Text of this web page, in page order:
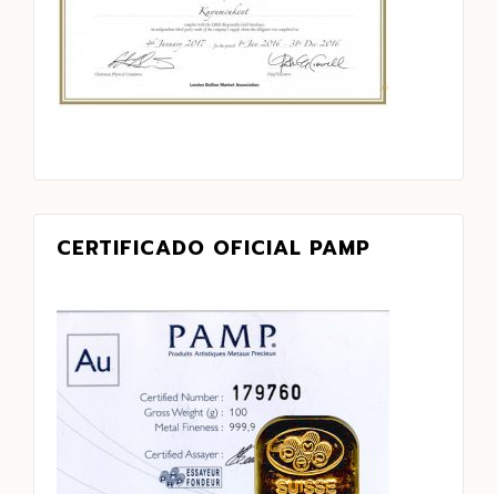
CERTIFICADO OFICIAL PAMP